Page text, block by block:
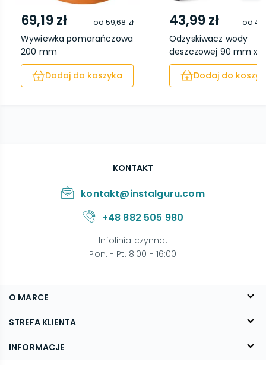
69,19 zł od 59,68 zł
Wywiewka pomarańczowa
200 mm
Dodaj do koszyka
43,99 zł od
Odzyskiwacz wody
deszczowej 90 mm x
Dodaj do
O MARCE
O nas
Blog
STREFA KLIENTA
FAQ
INFORMACJE
KONTAKT
kontakt@instalguru.com
+48 882 505 980
Infolinia czynna:
Pon. - Pt. 8:00 - 16:00